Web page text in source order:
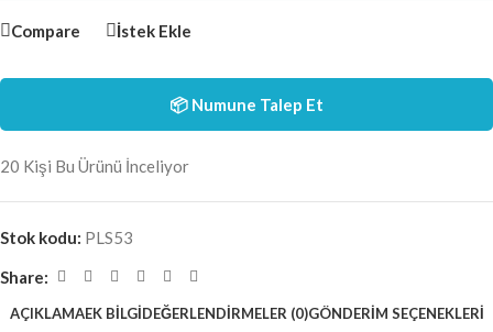
Compare İstek Ekle
📦 Numune Talep Et
20 Kişi Bu Ürünü İnceliyor
Stok kodu: PLS53
Share:
AÇIKLAMAEK BILGIDEĞERLENDIRMELER (0)GÖNDERIM SEÇENEKLERI